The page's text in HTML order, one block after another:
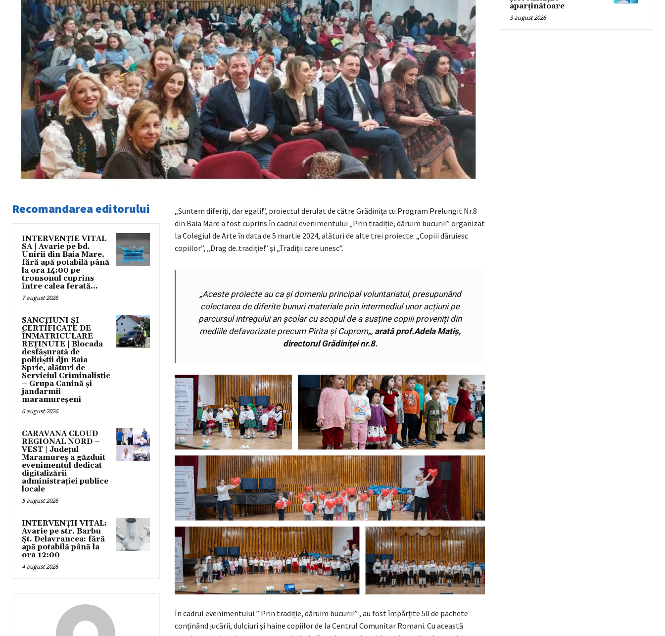
Recomandarea editorului
INTERVENȚIE VITAL
SA | Avarie pe bd.
Unirii din Baia Mare,
fără apă potabilă până
la ora 14:00 pe
tronsonul cuprins
între calea ferată...
7 august 2026
SANCȚIUNI ȘI
CERTIFICATE DE
ÎNMATRICULARE
REȚINUTE | Blocada
desfășurată de
polițiștii djn Baia
Sprie, alături de
Serviciul Criminalistic
– Grupa Canină și
jandarmii
maramureșeni
6 august 2026
CARAVANA CLOUD
REGIONAL NORD –
VEST | Județul
Maramureș a găzduit
evenimentul dedicat
digitalizării
administrației publice
locale
5 august 2026
INTERVENȚII VITAL:
Avarie pe str. Barbu
Șt. Delavrancea: fără
apă potabilă până la
ora 12:00
4 august 2026
„Suntem diferiți, dar egali!”, proiectul derulat de către Grădinița cu Program Prelungit Nr.8
din Baia Mare a fost cuprins în cadrul evenimentului „Prin tradiție, dăruim bucurii!” organizat
la Colegiul de Arte în data de 5 martie 2024, alături de alte trei proiecte: „Copiii dăruiesc
copiilor”, „Drag de..tradiție!” și „Tradiții care unesc”.
„Aceste proiecte au ca și domeniu principal voluntariatul, presupunând
colectarea de diferite bunuri materiale prin intermediul unor acțiuni pe
parcursul intregului an școlar cu scopul de a susține copiii proveniți din
mediile defavorizate precum Pirita și Cuprom„, arată prof.Adela Matiș,
directorul Grădiniței nr.8.
În cadrul evenimentului ” Prin tradiție, dăruim bucurii!” , au fost împărțite 50 de pachete
conținând jucării, dulciuri și haine copiilor de la Centrul Comunitar Romani. Cu această
aparținătoare
3 august 2026